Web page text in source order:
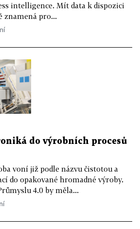
intelligence. Mít data k dispozici
znamená pro...
do výrobních procesů
voní již podle názvu čistotou a
do opakované hromadné výroby.
4.0 by měla...